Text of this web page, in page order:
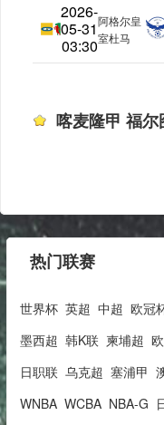
2026-
05-31
03:30
喀麦隆甲
阿格尔皇
室杜马
喀麦隆甲 福
热门联赛
世界杯 英超 中超 欧冠
墨西超 韩K联 柬埔超
日职联 乌克超 塞浦甲
WNBA WCBA NBA-G